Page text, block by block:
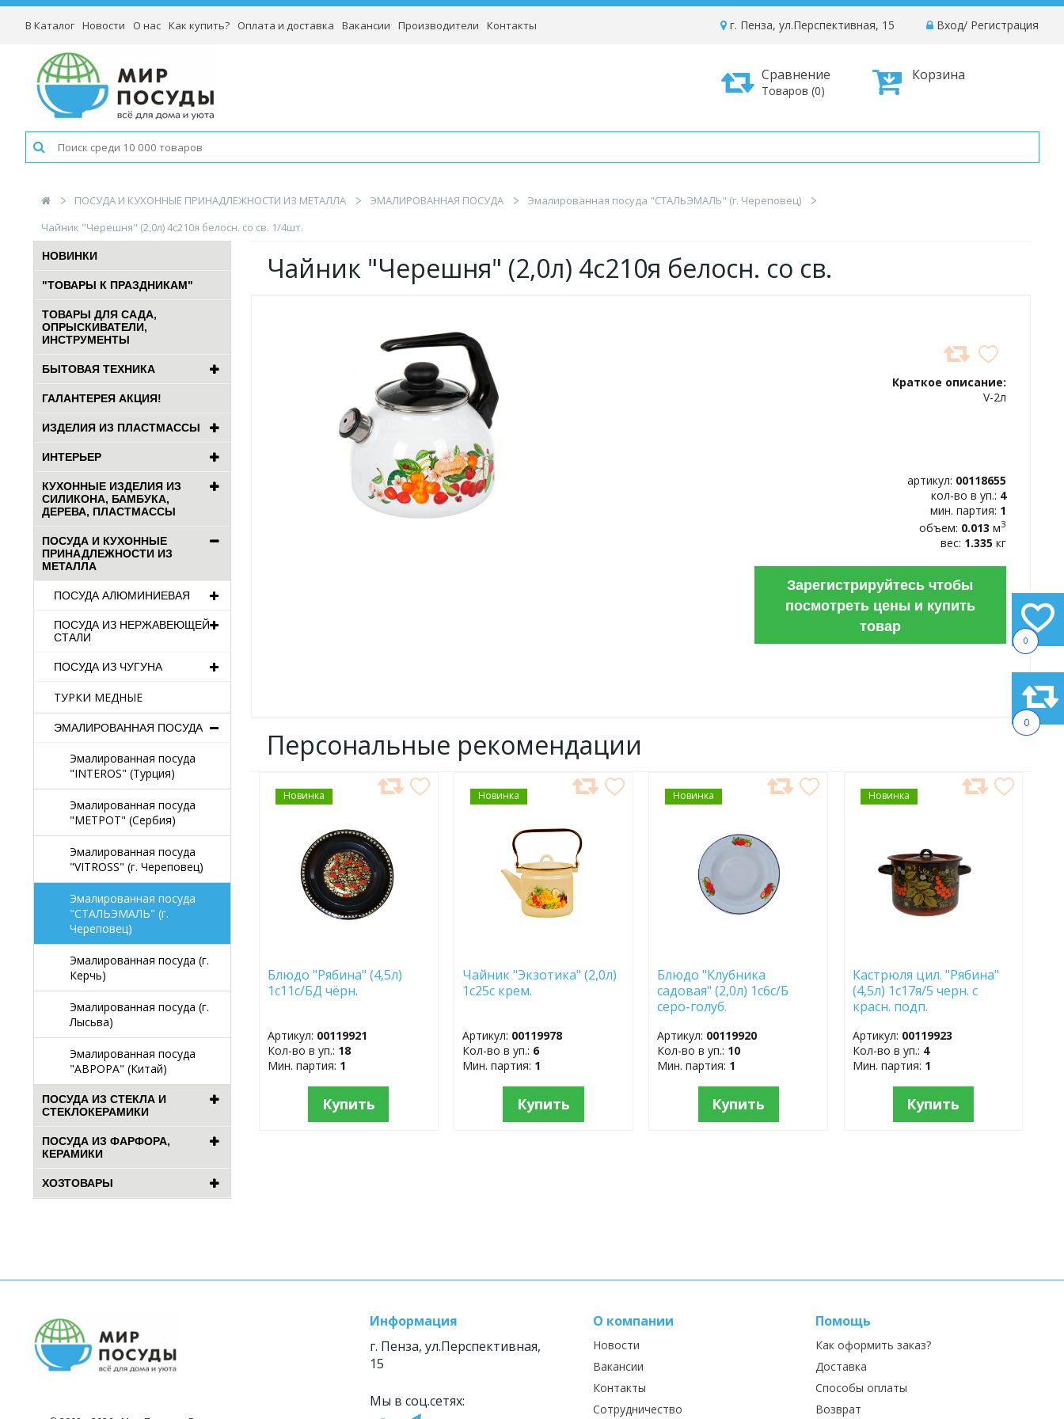
0
0
В Каталог Новости О нас Как купить? Оплата и доставка Вакансии Производители Контакты Вход/ Регистрация
г. Пенза, ул.Перспективная, 15
Корзина
Сравнение
Товаров (0)
ПОСУДА И КУХОННЫЕ ПРИНАДЛЕЖНОСТИ ИЗ МЕТАЛЛА ЭМАЛИРОВАННАЯ ПОСУДА
Эмалированная посуда "СТАЛЬЭМАЛЬ" (г. Череповец)
Чайник "Черешня" (2,0л) 4с210я белосн. со св. 1/4шт.
НОВИНКИ
"ТОВАРЫ К ПРАЗДНИКАМ"
ТОВАРЫ ДЛЯ САДА,
ОПРЫСКИВАТЕЛИ,
ИНСТРУМЕНТЫ
БЫТОВАЯ ТЕХНИКА
ГАЛАНТЕРЕЯ АКЦИЯ!
ИЗДЕЛИЯ ИЗ ПЛАСТМАССЫ
ИНТЕРЬЕР
КУХОННЫЕ ИЗДЕЛИЯ ИЗ
СИЛИКОНА, БАМБУКА,
ДЕРЕВА, ПЛАСТМАССЫ
ПОСУДА И КУХОННЫЕ
ПРИНАДЛЕЖНОСТИ ИЗ
МЕТАЛЛА
ПОСУДА АЛЮМИНИЕВАЯ
ПОСУДА ИЗ НЕРЖАВЕЮЩЕЙ
СТАЛИ
ПОСУДА ИЗ ЧУГУНА
ТУРКИ МЕДНЫЕ
ЭМАЛИРОВАННАЯ ПОСУДА
Эмалированная посуда
"INTEROS" (Турция)
Эмалированная посуда
"МЕТРОТ" (Сербия)
Эмалированная посуда
"VITROSS" (г. Череповец)
Эмалированная посуда
"СТАЛЬЭМАЛЬ" (г.
Череповец)
Эмалированная посуда (г.
Керчь)
Эмалированная посуда (г.
Лысьва)
Эмалированная посуда
"АВРОРА" (Китай)
ПОСУДА ИЗ СТЕКЛА И
СТЕКЛОКЕРАМИКИ
ПОСУДА ИЗ ФАРФОРА,
КЕРАМИКИ
ХОЗТОВАРЫ
Чайник "Черешня" (2,0л) 4с210я белосн. со св.
Краткое описание:
V-2л
артикул: 00118655
кол-во в уп.: 4
мин. партия: 1
объем: 0.013 м3
вес: 1.335 кг
Зарегистрируйтесь чтобы
посмотреть цены и купить
товар
Персональные рекомендации
Новинка
ДОБАВИТЬ
В
Блюдо "Рябина" (4,5л)
1с11с/БД чёрн.
Артикул: 00119921
Кол-во в уп.: 18
Мин. партия: 1
Купить
Новинка
ДОБАВИТЬ
В
Чайник "Экзотика" (2,0л)
1с25с крем.
Артикул: 00119978
Кол-во в уп.: 6
Мин. партия: 1
Купить
Новинка
ДОБАВИТЬ
В
Блюдо "Клубника
садовая" (2,0л) 1с6с/Б
серо-голуб.
Артикул: 00119920
Кол-во в уп.: 10
Мин. партия: 1
Купить
Новинка
ДОБАВИТЬ
В
Кастрюля цил. "Рябина"
(4,5л) 1с17я/5 черн. с
красн. подп.
Артикул: 00119923
Кол-во в уп.: 4
Мин. партия: 1
Купить
Информация
г. Пенза, ул.Перспективная,
15
Мы в соц.сетях:
О компании
Новости
Вакансии
Контакты
Сотрудничество
Помощь
Как оформить заказ?
Доставка
Способы оплаты
Возврат